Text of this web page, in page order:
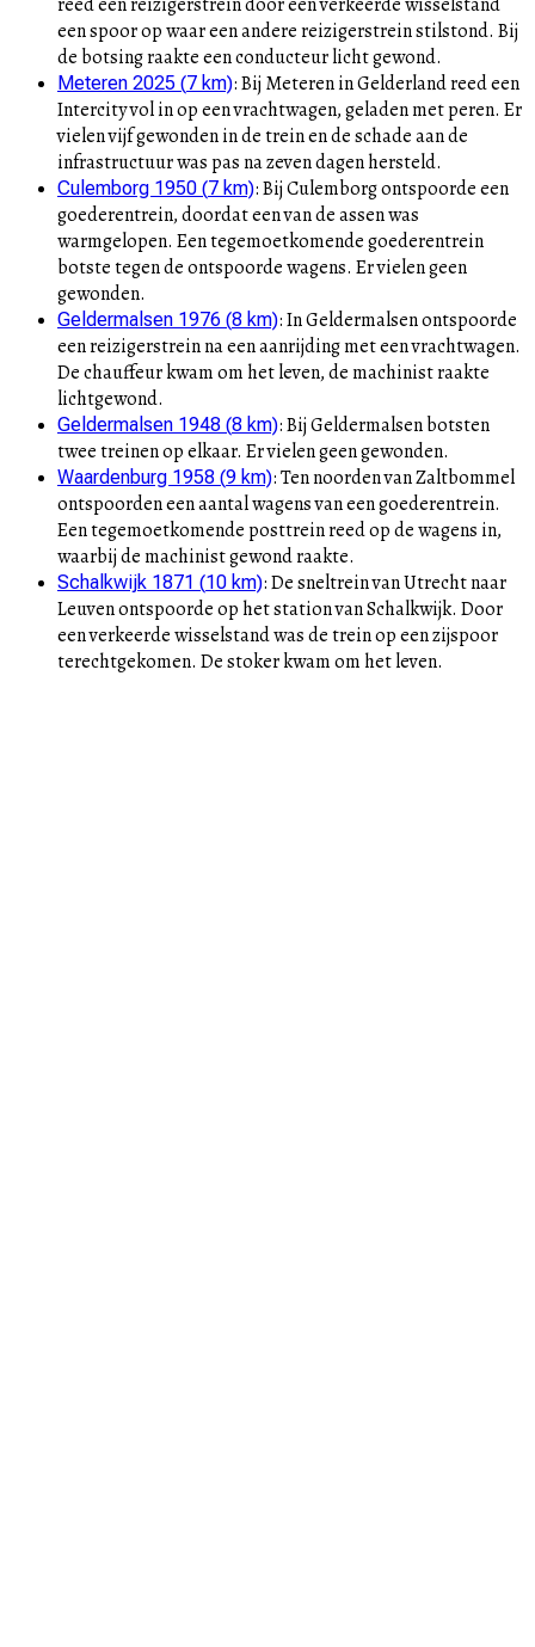
een spoor op waar een andere reizigerstrein stilstond. Bij
de botsing raakte een conducteur licht gewond.
Meteren 2025 (7 km):Bij Meteren in Gelderland reed een
Intercity vol in op een vrachtwagen, geladen met peren. Er
vielen vijf gewonden in de trein en de schade aan de
infrastructuur was pas na zeven dagen hersteld.
Culemborg 1950 (7 km):Bij Culemborg ontspoorde een
goederentrein, doordat een van de assen was
warmgelopen. Een tegemoetkomende goederentrein
botste tegen de ontspoorde wagens. Er vielen geen
gewonden.
Geldermalsen 1976 (8 km):In Geldermalsen ontspoorde
een reizigerstrein na een aanrijding met een vrachtwagen.
De chauffeur kwam om het leven, de machinist raakte
lichtgewond.
Geldermalsen 1948 (8 km):Bij Geldermalsen botsten
twee treinen op elkaar. Er vielen geen gewonden.
Waardenburg 1958 (9 km):Ten noorden van Zaltbommel
ontspoorden een aantal wagens van een goederentrein.
Een tegemoetkomende posttrein reed op de wagens in,
waarbij de machinist gewond raakte.
Schalkwijk 1871 (10 km):De sneltrein van Utrecht naar
Leuven ontspoorde op het station van Schalkwijk. Door
een verkeerde wisselstand was de trein op een zijspoor
terechtgekomen. De stoker kwam om het leven.